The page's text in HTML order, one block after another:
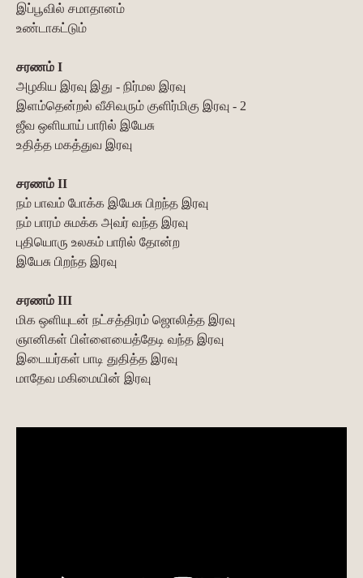
இப்பூவில் சமாதானம்
உண்டாகட்டும்
சரணம் I
அழகிய இரவு இது - நிர்மல இரவு
இளம்தென்றல் வீசிவரும் குளிர்மிகு இரவு - 2
ஜீவ ஒளியாய் பாரில் இயேசு
உதித்த மகத்துவ இரவு
சரணம் II
நம் பாவம் போக்க இயேசு பிறந்த இரவு
நம் பாரம் சுமக்க அவர் வந்த இரவு
புதியொரு உலகம் பாரில் தோன்ற
இயேசு பிறந்த இரவு
சரணம் III
மிக ஒளியுடன் நட்சத்திரம் ஜொலித்த இரவு
ஞானிகள் பிள்ளையைத்தேடி வந்த இரவு
இடையர்கள் பாடி துதித்த இரவு
மாதேவ மகிமையின் இரவு